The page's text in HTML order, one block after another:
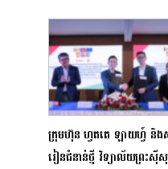
ក្រុមហ៊ុន ហ្វតតេ ឡាយហ្វ៍ និង
រៀនជំនាន់ថ្មី វិទ្យាល័យព្រះស៊ីសុ